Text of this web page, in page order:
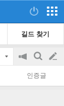
길드 찾기
공
on/off
검
색
글
쓰
인증글